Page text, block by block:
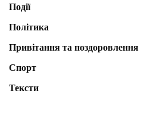
Події
Політика
Привітання та поздоровлення
Спорт
Тексти